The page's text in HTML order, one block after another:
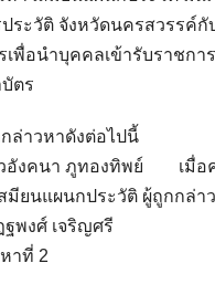
ระวัติ จังหวัดนครสวรรค์กั
เพื่อนำบุคคลเข้ารับราชกา
ตร
ล่าวหาดังต่อไปนี้
วอังคนา ภูทองทิพย์ เมื่อค
มียนแผนกประวัติ ผู้ถูกกล่า
พงศ์ เจริญศรี
าที่ 2